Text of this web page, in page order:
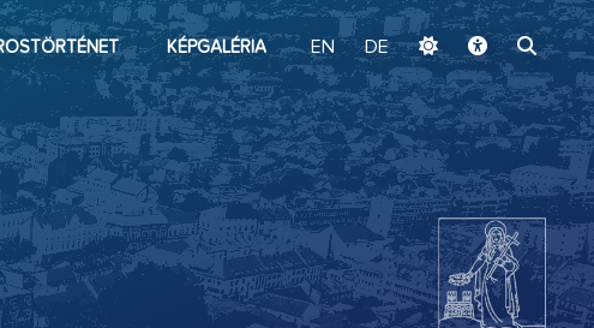
ugrás a fő tartalomhoz
KÉPGALÉRIA EN DE